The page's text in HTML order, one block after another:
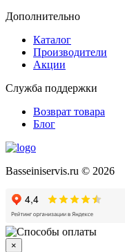
Дополнительно
Каталог
Производители
Акции
Служба поддержки
Возврат товара
Блог
Basseiniservis.ru © 2026
×